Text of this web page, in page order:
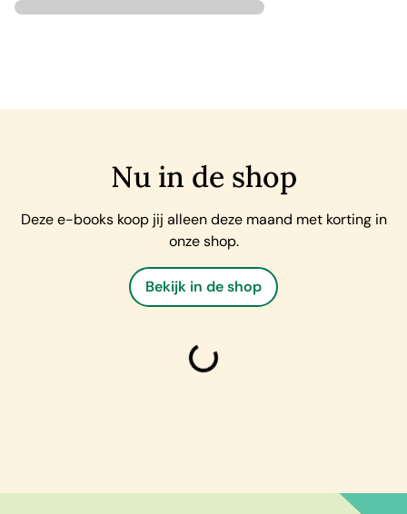
Nu in de shop
Deze e-books koop jij alleen deze maand met korting in
onze shop.
Bekijk in de shop
laden